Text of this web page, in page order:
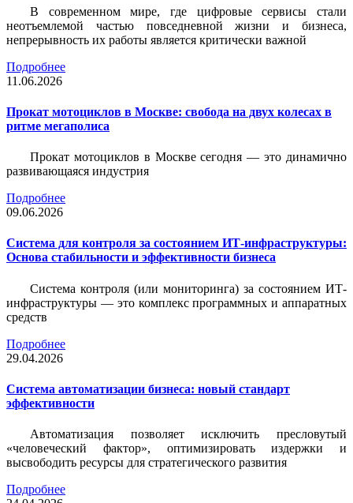
В современном мире, где цифровые сервисы стали
неотъемлемой частью повседневной жизни и бизнеса,
непрерывность их работы является критически важной
Подробнее
11.06.2026
Прокат мотоциклов в Москве: свобода на двух колесах в
ритме мегаполиса
Прокат мотоциклов в Москве сегодня — это динамично
развивающаяся индустрия
Подробнее
09.06.2026
Система для контроля за состоянием ИТ-инфраструктуры:
Основа стабильности и эффективности бизнеса
Система контроля (или мониторинга) за состоянием ИТ-
инфраструктуры — это комплекс программных и аппаратных
средств
Подробнее
29.04.2026
Система автоматизации бизнеса: новый стандарт
эффективности
Автоматизация позволяет исключить пресловутый
«человеческий фактор», оптимизировать издержки и
высвободить ресурсы для стратегического развития
Подробнее